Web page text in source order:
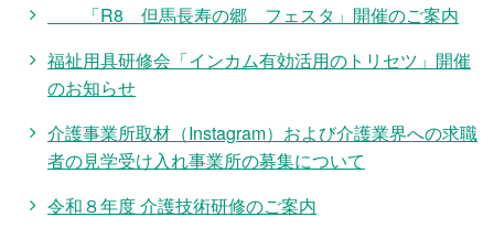
「R8 但馬長寿の郷 フェスタ」開催のご案内
福祉用具研修会「インカム有効活用のトリセツ」開催
のお知らせ
介護事業所取材（Instagram）および介護業界への求職
者の見学受け入れ事業所の募集について
令和８年度 介護技術研修のご案内